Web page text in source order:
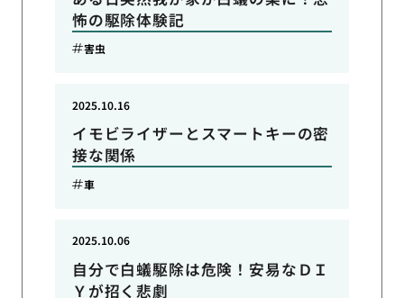
怖の駆除体験記
害虫
イモビライザーとスマートキーの密
接な関係
2025.10.16
車
自分で白蟻駆除は危険！安易なＤＩ
Ｙが招く悲劇
2025.10.06